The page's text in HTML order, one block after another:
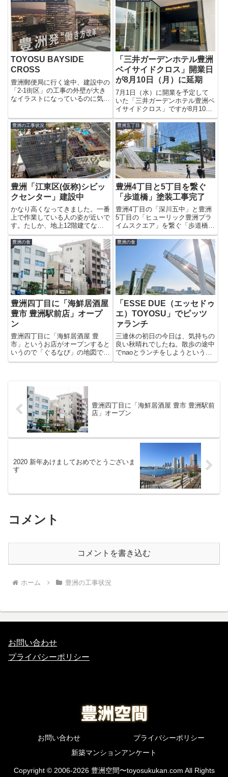
TOYOSU BAYSIDE
CROSS
豊洲郵便局に行く途中、建設中の
「2-1街区」の工事の外壁が大き
なイラストになっているのに気づ
るビルの完成パース図が飾られて
おり、ビルがシビックセンターか
らつながっ...
「三井ガーデンホテル豊洲
ベイサイドクロス」開業日
が8月10日（月）に延期
7月1日（水）に開業を予定して
いた「三井ガーデンホテル豊洲ベ
イサイドクロス」ですが8月10日
（月）に開業の延期が決定したそ
うです。→ 最初に9月1日と発
表がありましたがその後、8月10
日（月）に変更されました。理由
はわかりませんが色々と致し...
豊洲の工事状況
豊洲「江東区(仮称)シビッ
クセンター」建設中
かなり高くなってきました。一番
上で作業している人の姿が近いで
す。たしか、地上12階建てなの
で高さはこんなもんですかね〜
っ。竣工は、2015年度です。
豊洲五丁目
豊洲4丁目と5丁目を繋ぐ
「歩道橋」塗装工事完了
豊洲4丁目の「深川五中」と豊洲
5丁目の「ヒューリック豊洲プラ
イムスクエア」を繋ぐ「歩道橋」
の塗装工事が完了し、渡れるよう
になっていました。ピンク色から
真っ白に生まれ変わりました。新
しい横断歩道ができて無用の長物
になってしまった感のある歩道
豊洲の食
豊洲四丁目に「海鮮居酒屋
豊市 豊洲駅前店」オープ
ン
豊洲四丁目に「海鮮居酒屋 豊
市」というお店がオープンすると
いうので「ぐるなび」の地図で場
所を確認すると、、、んんっ「つ
たらどうもズレていたらしく（あ
りがち）。先日「田中学園」が...
豊洲の食
「ESSE DUE（エッセドゥ
エ）TOYOSU」でピッツ
ァランチ
三連休の初日の今日は、気持ちの
良い秋晴れでしたね。散歩の途中
でnaoとランチをしようという話
になり、「CAFE;HAUS（カフェ
豊洲四丁目に「海鮮居酒屋 豊市 豊洲駅前
店」オープン
2020 新年あけましておめでとうございま
す
コメント
コメントを書き込む
ホーム 豊洲の工事状況
お問い合わせ
プライバシーポリシー
お問い合わせ
プライバシーポリシー
新築マンションアンケート
Copyright © 2006-2026 豊洲空間〜toyosukukan.com All Rights